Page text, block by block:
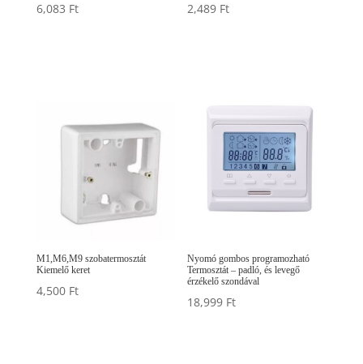
6,083 Ft 2,489 Ft
M1,M6,M9 szobatermosztát
Kiemelő keret
4,500 Ft
Nyomó gombos programozható
Termosztát – padló, és levegő
érzékelő szondával
18,999 Ft